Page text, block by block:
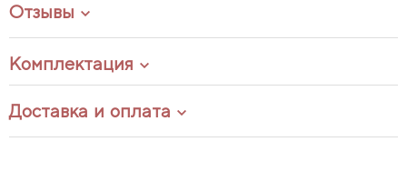
Отзывы
Комплектация
Доставка и оплата